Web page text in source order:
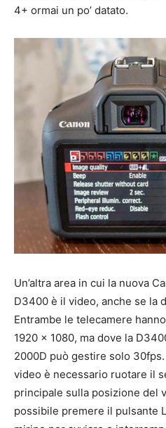
4+ ormai un po’ datato.
Un’altra area in cui la nuova
D3400 è il video, anche se la
Entrambe le telecamere
1920 x 1080, ma dove la
2000D può gestire solo
video è necessario ruotare il
principale sulla posizione del
possibile premere il pulsante